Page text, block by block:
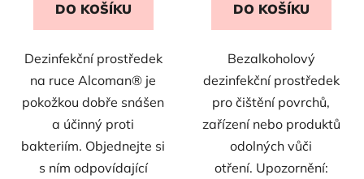
DO KOŠÍKU
Dezinfekční prostředek
na ruce Alcoman® je
pokožkou dobře snášen
a účinný proti
bakteriím. Objednejte si
s ním odpovídající
DO KOŠÍKU
Bezalkoholový
dezinfekční prostředek
pro čištění povrchů,
zařízení nebo produktů
odolných vůči
otření. Upozornění: